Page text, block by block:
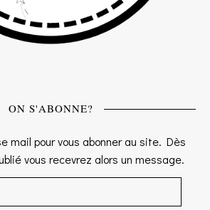
ON S'ABONNE?
mail pour vous abonner au site. Dès
vous recevrez alors un message.